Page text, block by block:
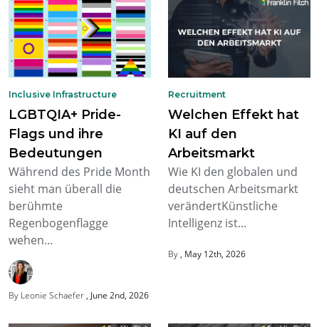
Inclusive Infrastructure
LGBTQIA+ Pride-
Flags und ihre
Bedeutungen
Während des Pride Month
sieht man überall die
berühmte
Regenbogenflagge
wehen...
By Leonie Schaefer June 2nd, 2026
Recruitment
Welchen Effekt hat
KI auf den
Arbeitsmarkt
Wie KI den globalen und
deutschen Arbeitsmarkt
verändertKünstliche
Intelligenz ist...
By May 12th, 2026